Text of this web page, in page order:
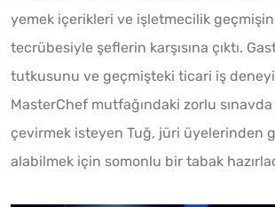
yemek içerikleri ve işletmecilik
tecrübesiyle şeflerin karşısına çıktı.
tutkusunu ve geçmişteki ticari iş
MasterChef mutfağındaki zorlu
çevirmek isteyen Tuğ, jüri üyelerinden
alabilmek için somonlu bir tabak